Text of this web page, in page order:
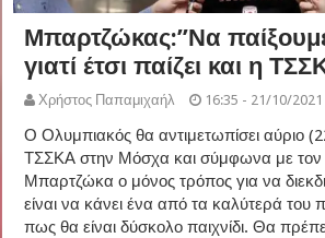
Μπαρτζώκας:”Να
γιατί έτσι παίζει και η
Χρήστος Παπαμιχαήλ 16:35 - 21/10/2021
Ο Ολυμπιακός θα αντιμετωπίσει αύριο
ΤΣΣΚΑ στην Μόσχα και σύμφωνα με τον
Μπαρτζώκα ο μόνος τρόπος για να
είναι να κάνει ένα από τα καλύτερά του
πως θα είναι δύσκολο παιχνίδι. Θα